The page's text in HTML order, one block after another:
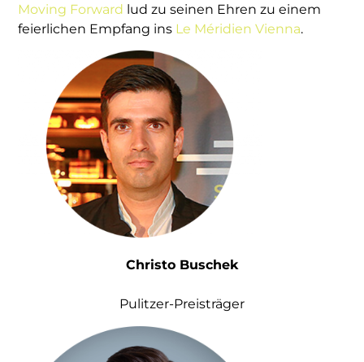
Moving Forward lud zu seinen Ehren zu einem
feierlichen Empfang ins Le Méridien Vienna.
Christo Buschek
Pulitzer-Preisträger